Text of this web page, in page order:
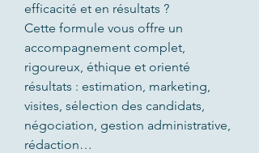
efficacité et en résultats ?
Cette formule vous offre un
accompagnement complet,
rigoureux, éthique et orienté
résultats : estimation, marketing,
visites, sélection des candidats,
négociation, gestion administrative,
rédaction…